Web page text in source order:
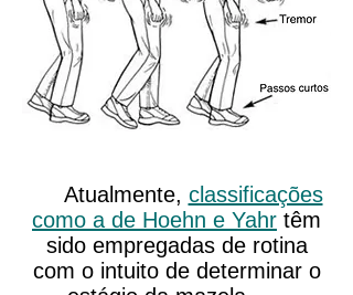
Atualmente, classificações
como a de Hoehn e Yahr têm
sido empregadas de rotina
com o intuito de determinar o